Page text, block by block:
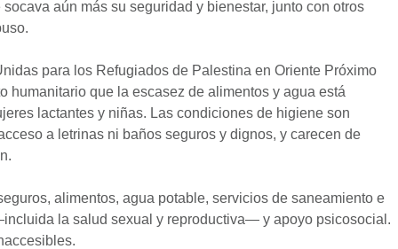
aún más su seguridad y bienestar, junto con otros
para los Refugiados de Palestina en Oriente Próximo
humanitario que la escasez de alimentos y agua está
lactantes y niñas. Las condiciones de higiene son
a letrinas ni baños seguros y dignos, y carecen de
alimentos, agua potable, servicios de saneamiento e
la salud sexual y reproductiva— y apoyo psicosocial.